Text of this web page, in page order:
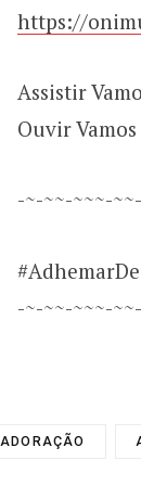
https://
Assistir
Ouvir
-~-~~-~~~-
-~-~~-~~~-
ADORAÇÃO